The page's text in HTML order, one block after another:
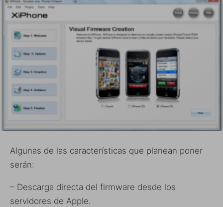
Algunas de las características que planean poner
serán:
– Descarga directa del firmware desde los
servidores de Apple.